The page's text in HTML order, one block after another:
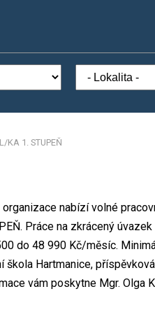
KA 1. STUPEŇ
nabízí volné
Práce na zkrácený
do 48 990 Kč/měsíc.
Hartmanice,
vám poskytne Mgr. Olga